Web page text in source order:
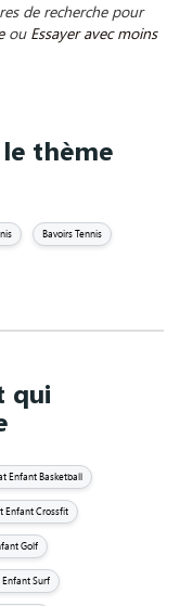
de recherche pour
ou Essayer avec moins
thème
Bavoirs Tennis
qui
Enfant Basketball
Enfant Crossfit
Golf
Enfant Surf